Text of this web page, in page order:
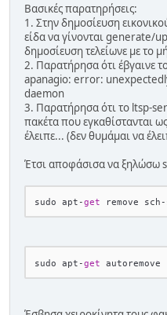
Βασικές παρατηρήσεις:
1. Στην δημοσίευση
είδα να γίνονται generate/
δημοσίευση τελείωνε με το
2. Παρατήρησα ότι έβγαινε
apanagio: error:
daemon
3. Παρατήρησα ότι το ltsp-
πακέτα που εγκαθίστανται
έλειπε... (δεν θυμάμαι να
Έτσι αποφάσισα να ξηλώσω
sudo apt -get remove sch -
sudo apt -get